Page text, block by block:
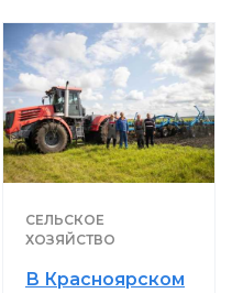
СЕЛЬСКОЕ
ХОЗЯЙСТВО
В Красноярском